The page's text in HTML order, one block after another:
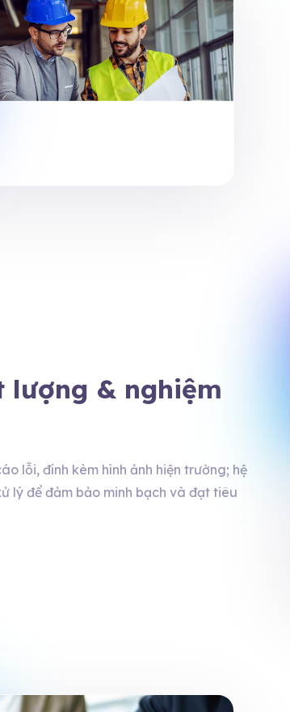
lượng & nghiệm
lỗi, đính kèm hình ảnh hiện trường; hệ
lý để đảm bảo minh bạch và đạt tiêu